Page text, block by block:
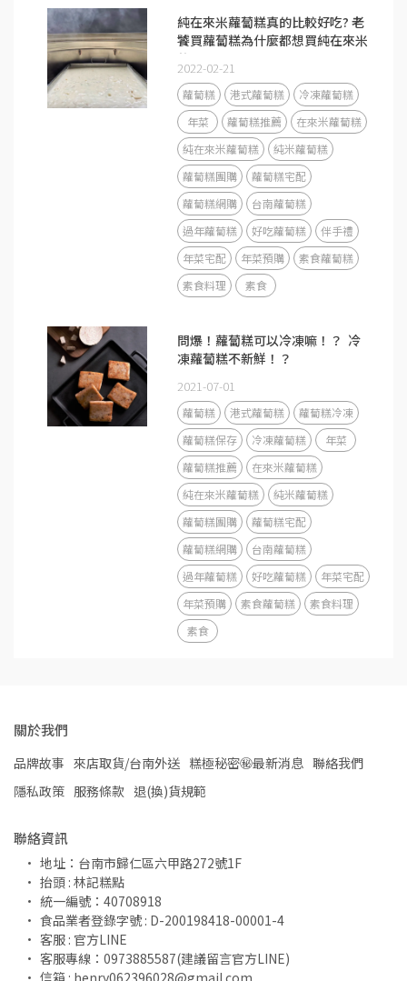
純在來米蘿蔔糕真的比較好吃? 老
饕買蘿蔔糕為什麼都想買純在來米
的?
2022-02-21
蘿蔔糕 港式蘿蔔糕
冷凍蘿蔔糕
年菜
蘿蔔糕推薦
在來米蘿蔔糕
純在來米蘿蔔糕
純米蘿蔔糕
蘿蔔糕團購
蘿蔔糕宅配
蘿蔔糕網購
台南蘿蔔糕
過年蘿蔔糕
好吃蘿蔔糕
伴手禮
年菜宅配
年菜預購
素食蘿蔔糕
素食料理
素食
問爆！蘿蔔糕可以冷凍嘛！？ 冷
凍蘿蔔糕不新鮮！？
2021-07-01
蘿蔔糕 港式蘿蔔糕
蘿蔔糕冷凍
蘿蔔糕保存
冷凍蘿蔔糕
年菜
蘿蔔糕推薦
在來米蘿蔔糕
純在來米蘿蔔糕
純米蘿蔔糕
蘿蔔糕團購
蘿蔔糕宅配
蘿蔔糕網購
台南蘿蔔糕
過年蘿蔔糕
好吃蘿蔔糕
年菜宅配
年菜預購
素食蘿蔔糕
素食料理
素食
關於我們
品牌故事 來店取貨/台南外送 糕極秘密㊙️最新消息 聯絡我們
隱私政策 服務條款 退(換)貨規範
聯絡資訊
地址：台南市歸仁區六甲路272號1F
抬頭 : 林記糕點
統一編號：40708918
食品業者登錄字號 : D-200198418-00001-4
客服 : 官方LINE
客服專線：0973885587(建議留言官方LINE)
信箱 : henry062396028@gmail.com